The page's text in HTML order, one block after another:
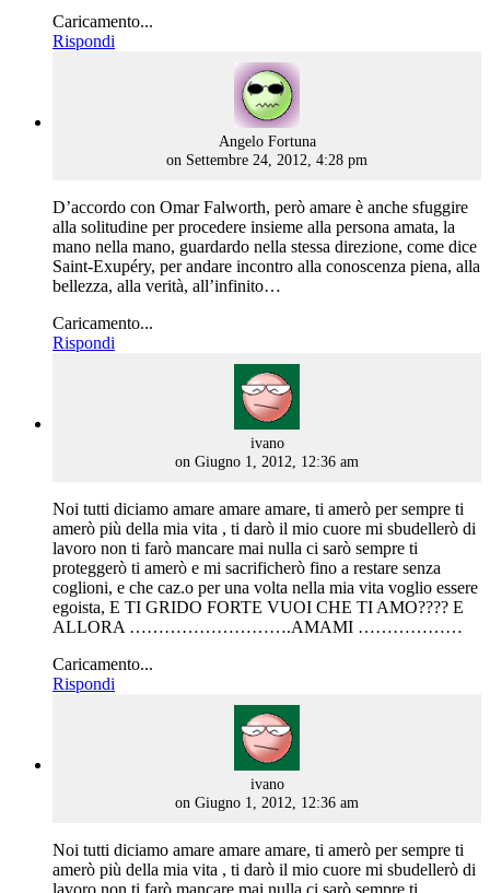
Caricamento...
Rispondi
Angelo Fortunasays:
on Settembre 24, 2012, 4:28 pm
D’accordo con Omar Falworth, però amare è anche sfuggire
alla solitudine per procedere insieme alla persona amata, la
mano nella mano, guardardo nella stessa direzione, come dice
Saint-Exupéry, per andare incontro alla conoscenza piena, alla
bellezza, alla verità, all’infinito…
Caricamento...
Rispondi
ivanosays:
on Giugno 1, 2012, 12:36 am
Noi tutti diciamo amare amare amare, ti amerò per sempre ti
amerò più della mia vita , ti darò il mio cuore mi sbudellerò di
lavoro non ti farò mancare mai nulla ci sarò sempre ti
proteggerò ti amerò e mi sacrificherò fino a restare senza
coglioni, e che caz.o per una volta nella mia vita voglio essere
egoista, E TI GRIDO FORTE VUOI CHE TI AMO???? E
ALLORA ……………………….AMAMI ………………
Caricamento...
Rispondi
ivanosays:
on Giugno 1, 2012, 12:36 am
Noi tutti diciamo amare amare amare, ti amerò per sempre ti
amerò più della mia vita , ti darò il mio cuore mi sbudellerò di
lavoro non ti farò mancare mai nulla ci sarò sempre ti